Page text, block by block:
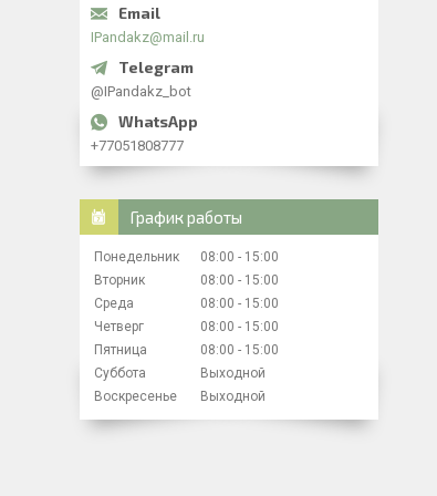
IPandakz@mail.ru
@IPandakz_bot
+77051808777
График работы
Понедельник 08:00
15:00
Вторник
08:00
15:00
Среда
08:00
15:00
Четверг
08:00
15:00
Пятница
08:00
15:00
Суббота
Выходной
Воскресенье
Выходной